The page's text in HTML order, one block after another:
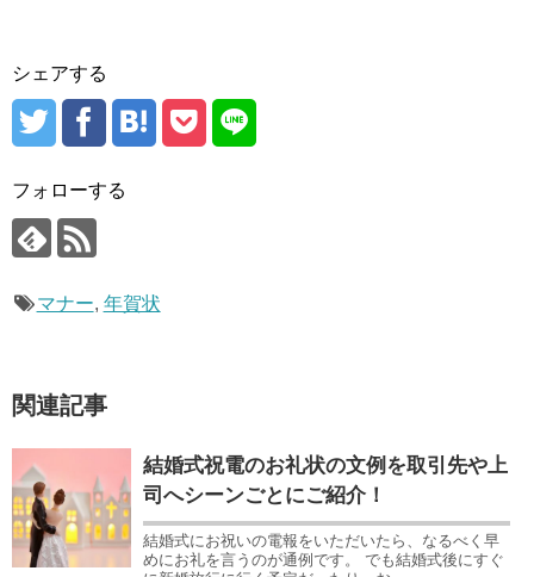
シェアする
フォローする
マナー, 年賀状
関連記事
結婚式祝電のお礼状の文例を取引先や上
司へシーンごとにご紹介！
結婚式にお祝いの電報をいただいたら、なるべく早
めにお礼を言うのが通例です。 でも結婚式後にすぐ